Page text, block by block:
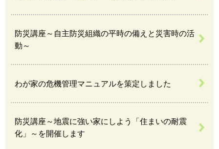
防災講座～自主防災組織の平時の備えと災害時の活
動～
わが家の危機管理マニュアルを策定しました
防災講座～地震に強い家にしよう「住まいの耐震
化」～を開催します